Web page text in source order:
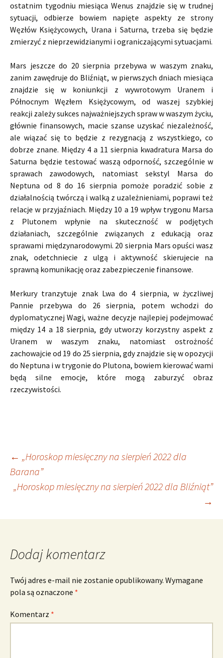
ostatnim tygodniu miesiąca Wenus znajdzie się w trudnej
sytuacji, odbierze bowiem napięte aspekty ze strony
Węzłów Księżycowych, Urana i Saturna, trzeba się będzie
zmierzyć z nieprzewidzianymi i ograniczającymi sytuacjami.
Mars jeszcze do 20 sierpnia przebywa w waszym znaku,
zanim zawędruje do Bliźniąt, w pierwszych dniach miesiąca
znajdzie się w koniunkcji z wywrotowym Uranem i
Północnym Węzłem Księżycowym, od waszej szybkiej
reakcji zależy sukces najważniejszych spraw w waszym życiu,
głównie finansowych, macie szanse uzyskać niezależność,
ale wiązać się to będzie z rezygnacją z wszystkiego, co
dobrze znane. Między 4 a 11 sierpnia kwadratura Marsa do
Saturna będzie testować waszą odporność, szczególnie w
sprawach zawodowych, natomiast sekstyl Marsa do
Neptuna od 8 do 16 sierpnia pomoże poradzić sobie z
działalnością twórczą i walką z uzależnieniami, poprawi też
relacje w przyjaźniach. Między 10 a 19 wpływ trygonu Marsa
z Plutonem wpłynie na skuteczność w podjętych
działaniach, szczególnie związanych z edukacją oraz
sprawami międzynarodowymi. 20 sierpnia Mars opuści wasz
znak, odetchniecie z ulgą i aktywność skierujecie na
sprawną komunikację oraz zabezpieczenie finansowe.
Merkury tranzytuje znak Lwa do 4 sierpnia, w życzliwej
Pannie przebywa do 26 sierpnia, potem wchodzi do
dyplomatycznej Wagi, ważne decyzje najlepiej podejmować
między 14 a 18 sierpnia, gdy utworzy korzystny aspekt z
Uranem w waszym znaku, natomiast ostrożność
zachowajcie od 19 do 25 sierpnia, gdy znajdzie się w opozycji
do Neptuna i w trygonie do Plutona, bowiem kierować wami
będą silne emocje, które mogą zaburzyć obraz
rzeczywistości.
Nawigacja
wpisu
← „Horoskop miesięczny na sierpień 2022 dla
Barana”
„Horoskop miesięczny na sierpień 2022 dla Bliźniąt”
→
Dodaj komentarz
Twój adres e-mail nie zostanie opublikowany. Wymagane
pola są oznaczone *
Komentarz *